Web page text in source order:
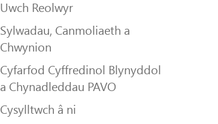
Uwch Reolwyr
Sylwadau, Canmoliaeth a
Chwynion
Cyfarfod Cyffredinol Blynyddol
a Chynadleddau PAVO
Cysylltwch â ni